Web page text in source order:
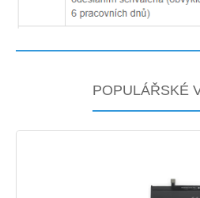
POPULÁŘSKÉ